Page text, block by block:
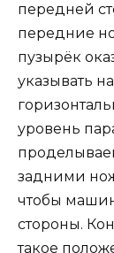
передней
передние
пузырёк
указывать
уровень
задними
чтобы
стороны.
такое